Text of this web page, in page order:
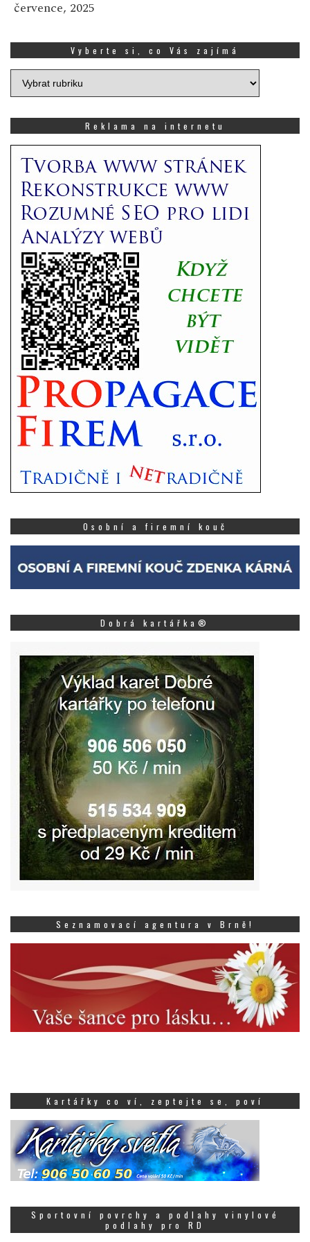
července, 2025
Vyberte si, co Vás zajímá
Vyberte
si,
zajímá
Reklama na internetu
Osobní a firemní kouč
Dobrá kartářka®
Seznamovací agentura v Brně!
Kartářky co ví, zeptejte se, poví
Sportovní povrchy a podlahy vinylové
podlahy pro RD